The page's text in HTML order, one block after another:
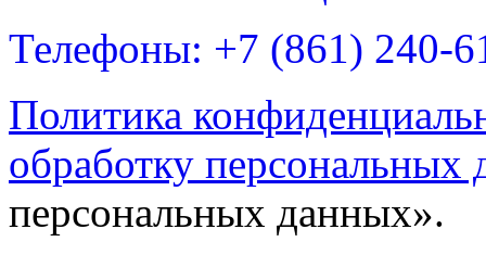
Телефоны: +7 (861) 240-
Политика
обработку персональных
персональных данных».